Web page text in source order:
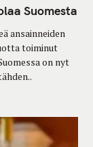
Suomesta
ansainneiden
toiminut
on nyt